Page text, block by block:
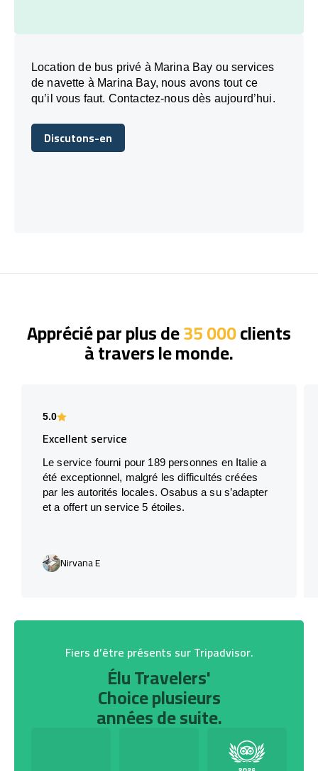
Location de bus privé à Marina Bay ou services
de navette à Marina Bay, nous avons tout ce
qu’il vous faut. Contactez-nous dès aujourd’hui.
Discutons-en
Discutons-en
Apprécié par plus de35 000clients
à travers le monde.
5.0
Excellent service
Le service fourni pour 189 personnes en Italie a
été exceptionnel, malgré les difficultés créées
par les autorités locales. Osabus a su s’adapter
et a offert un service 5 étoiles.
Nirvana E
Fiers d’être présents sur Tripadvisor.
Élu Travelers'
Choice plusieurs
années de suite.